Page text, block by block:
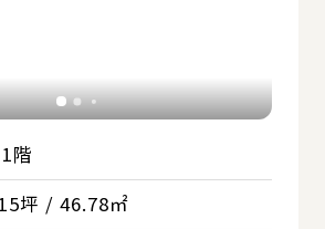
1階
坪 / 46.78㎡